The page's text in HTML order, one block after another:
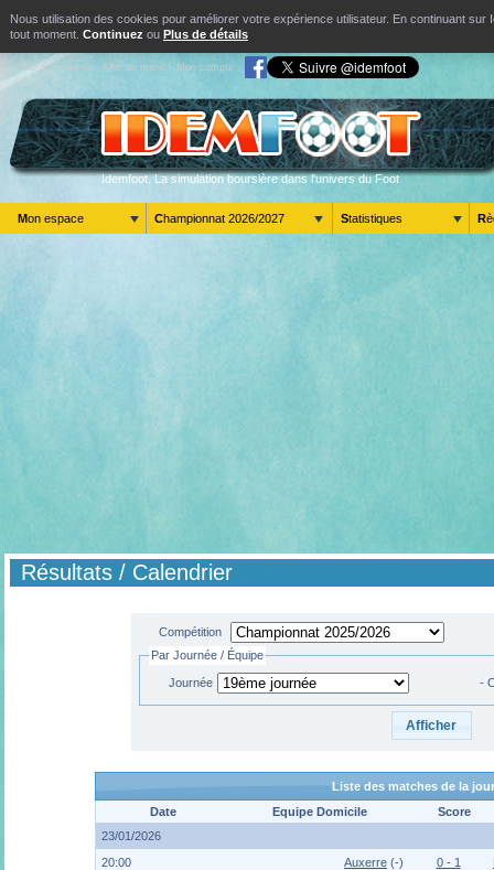
Nous utilisation des cookies pour améliorer votre expérience utilisateur. En continuant
tout moment. Continuez ou Plus de détails
Aller au contenu Aller au menu Mon compte
Idemfoot. La simulation boursière dans l'univers du Foot
Mon espace Championnat 2026/2027 Statistiques
Résultats / Calendrier
Compétition
Par Journée / Équipe
Journée -
Liste des matches de la
Date
Equipe Domicile
Score
23/01/2026
20:00
Auxerre (-) 0 - 1